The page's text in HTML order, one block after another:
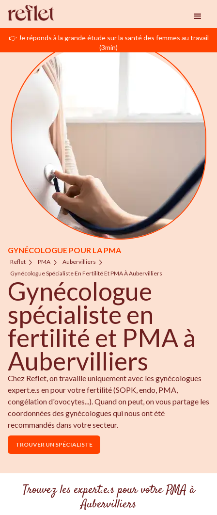
👉 Je réponds à la grande étude sur la santé des femmes au travail
(3min)
GYNÉCOLOGUE POUR LA PMA
Reflet PMA
Aubervilliers
Gynécologue Spécialiste En Fertilité Et PMA À Aubervilliers
Gynécologue
spécialiste en
fertilité et PMA à
Aubervilliers
Chez Reflet, on travaille uniquement avec les gynécologues
expert.e.s en pour votre fertilité (SOPK, endo, PMA,
congélation d'ovocytes...). Quand on peut, on vous partage les
coordonnées des gynécologues qui nous ont été
recommandés dans votre secteur.
TROUVER UN SPÉCIALISTE
Trouvez les expert.e.s pour votre PMA à
Aubervilliers